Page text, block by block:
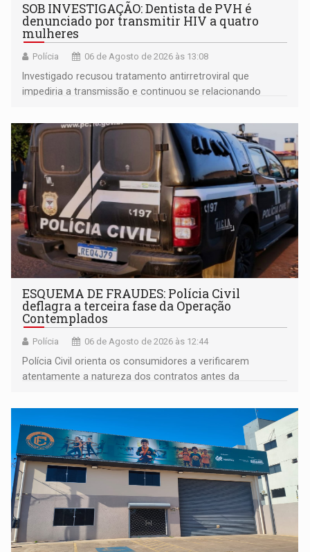
SOB INVESTIGAÇÃO: Dentista de PVH é
denunciado por transmitir HIV a quatro
mulheres
Polícia 06 de Agosto de 2026 às 13:08
Investigado recusou tratamento antirretroviral que
impediria a transmissão e continuou se relacionando
ESQUEMA DE FRAUDES: Polícia Civil
deflagra a terceira fase da Operação
Contemplados
Polícia 06 de Agosto de 2026 às 12:44
Polícia Civil orienta os consumidores a verificarem
atentamente a natureza dos contratos antes da